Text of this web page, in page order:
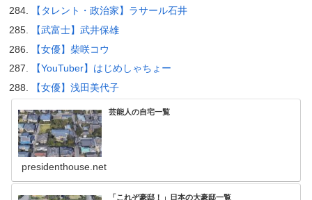
【タレント・政治家】ラサール石井
【武富士】武井保雄
【女優】柴咲コウ
【YouTuber】はじめしゃちょー
【女優】浅田美代子
芸能人の自宅一覧
presidenthouse.net
「これぞ豪邸！」日本の大豪邸一覧